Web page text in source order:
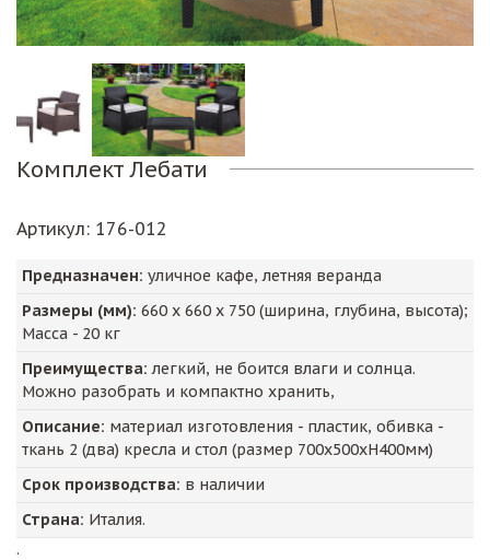
Комплект Лебати
Артикул: 176-012
Предназначен: уличное кафе, летняя веранда
Размеры (мм): 660 х 660 х 750 (ширина, глубина, высота);
Масса - 20 кг
Преимущества: легкий, не боится влаги и солнца.
Можно разобрать и компактно хранить,
Описание: материал изготовления - пластик, обивка -
ткань 2 (два) кресла и стол (размер 700х500хН400мм)
Срок производства: в наличии
Страна: Италия.
.